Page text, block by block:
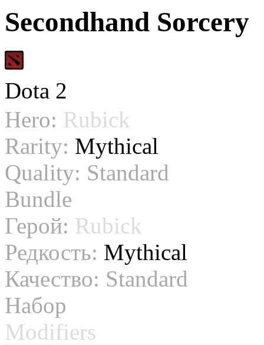
Secondhand Sorcery
Dota 2
Hero: Rubick
Rarity: Mythical
Quality: Standard
Bundle
Герой: Rubick
Редкость: Mythical
Качество: Standard
Набор
Modifiers